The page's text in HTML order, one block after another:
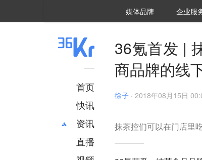
媒体品牌 36Kr研究
企业服
首页
快讯
资讯
推荐
财经
直播
36氪首发 |
商品牌的线
徐子 · 2018年08月15日
抹茶控们可以在门店里